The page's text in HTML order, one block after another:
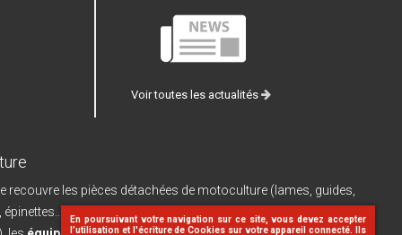
En poursuivant votre navigation sur ce site, vous devez accepter
l’utilisation et l'écriture de Cookies sur votre appareil connecté. Ils
Voir toutes les actualités
les pièces détachées de motoculture (lames, guides,
et leurs pièces de rechange, les